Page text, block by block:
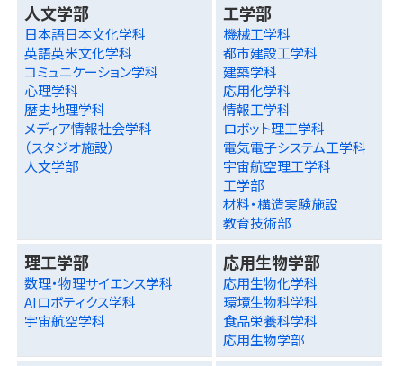
人文学部
日本語日本文化学科
英語英米文化学科
コミュニケーション学科
心理学科
歴史地理学科
メディア情報社会学科
（スタジオ施設）
人文学部
工学部
機械工学科
都市建設工学科
建築学科
応用化学科
情報工学科
ロボット理工学科
電気電子システム工学科
宇宙航空理工学科
工学部
材料・構造実験施設
教育技術部
理工学部
数理・物理サイエンス学科
AIロボティクス学科
宇宙航空学科
応用生物学部
応用生物化学科
環境生物科学科
食品栄養科学科
応用生物学部